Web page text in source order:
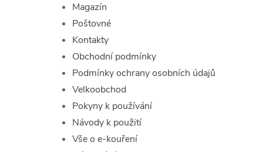
Magazín
Poštovné
Kontakty
Obchodní podmínky
Podmínky ochrany osobních údajů
Velkoobchod
Pokyny k používání
Návody k použití
Vše o e-kouření
Akce